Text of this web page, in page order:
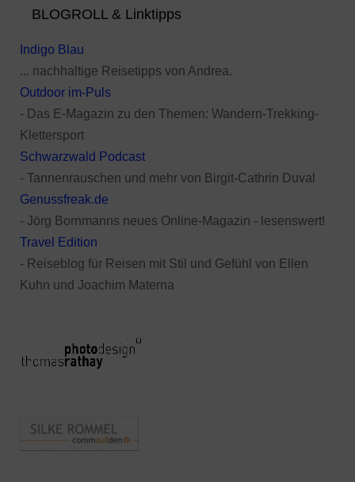
BLOGROLL & Linktipps
Indigo Blau
... nachhaltige Reisetipps von Andrea.
Outdoor im-Puls
- Das E-Magazin zu den Themen: Wandern-Trekking-
Klettersport
Schwarzwald Podcast
- Tannenrauschen und mehr von Birgit-Cathrin Duval
Genussfreak.de
- Jörg Bornmanns neues Online-Magazin - lesenswert!
Travel Edition
- Reiseblog für Reisen mit Stil und Gefühl von Ellen
Kuhn und Joachim Materna